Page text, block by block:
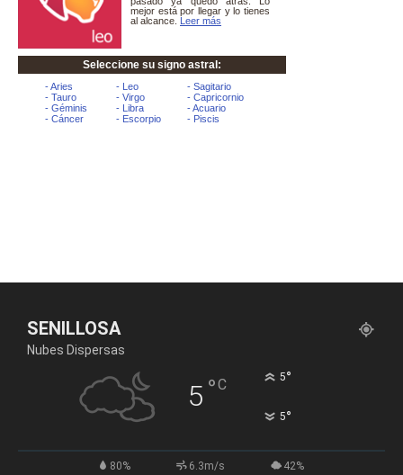
SENILLOSA
Nubes Dispersas
5 °C 5°
5°
80% 6.3m/s 42%